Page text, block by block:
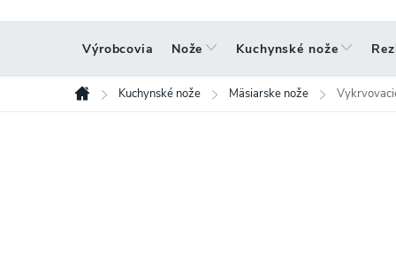
Výrobcovia Nože Kuchynské nože
Domov
Kuchynské nože Mäsiarske nože